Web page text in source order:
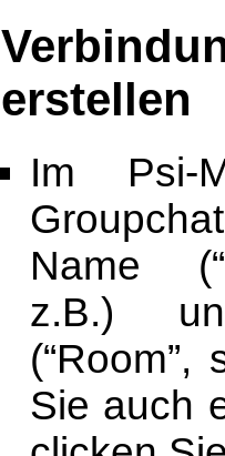
erstellen
Im Psi-
Name
z.B.)
Sie auch